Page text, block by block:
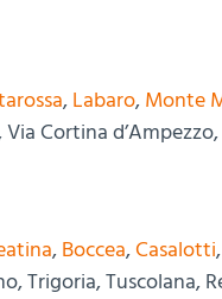
, Labaro, Monte
Cortina
, Boccea,Casalotti,
Trigoria, Tuscolana,